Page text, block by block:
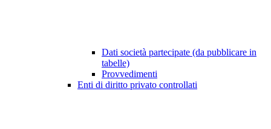
Dati società partecipate (da pubblicare in
tabelle)
Provvedimenti
Enti di diritto privato controllati